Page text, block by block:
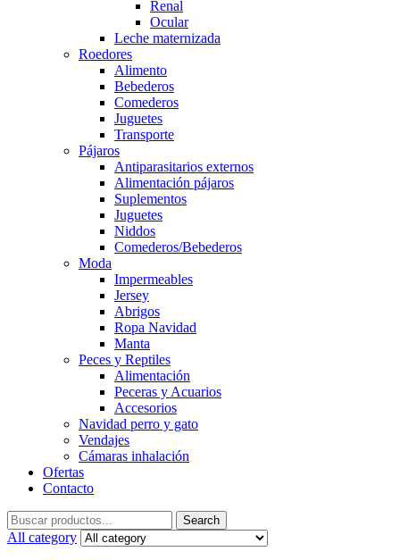
Renal
Ocular
Leche maternizada
Roedores
Alimento
Bebederos
Comederos
Juguetes
Transporte
Pájaros
Antiparasitarios externos
Alimentación pájaros
Suplementos
Juguetes
Niddos
Comederos/Bebederos
Moda
Impermeables
Jersey
Abrigos
Ropa Navidad
Manta
Peces y Reptiles
Alimentación
Peceras y Acuarios
Accesorios
Navidad perro y gato
Vendajes
Cámaras inhalación
Ofertas
Contacto
Search
for:
Search
All category